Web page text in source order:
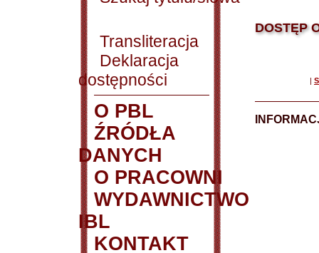
Transliteracja
Deklaracja
dostępności
O PBL
ŹRÓDŁA
DANYCH
O PRACOWNI
WYDAWNICTWO
IBL
KONTAKT
DOSTĘP
|